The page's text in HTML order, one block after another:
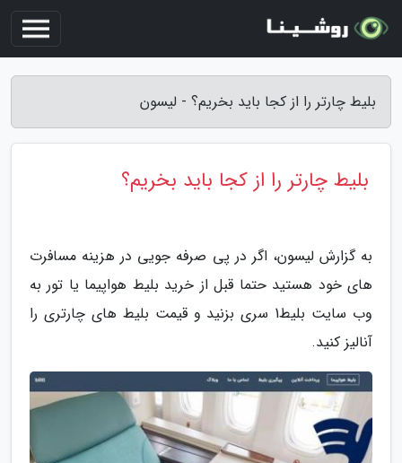
بلیط چارتر را از کجا باید بخریم؟ - لیسون
بلیط چارتر را از کجا باید بخریم؟
به گزارش لیسون، اگر در پی صرفه جویی در هزینه مسافرت
های خود هستید حتما قبل از خرید بلیط هواپیما یا تور به
وب سایت بلیط1 سری بزنید و قیمت بلیط های چارتری را
آنالیز کنید.